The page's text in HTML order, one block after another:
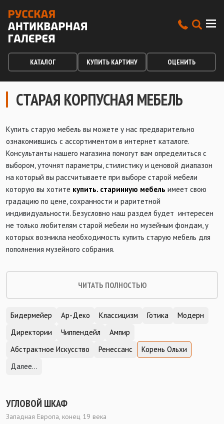
КАТАЛОГ КУПИТЬ КАРТИНУ ОЦЕНИТЬ
СТАРАЯ КОРПУСНАЯ МЕБЕЛЬ
Купить старую мебель вы можете у нас предварительно
ознакомившись с ассортиментом в интернет каталоге.
Консультанты нашего магазина помогут вам определиться с
выбором, уточнят параметры, стилистику и ценовой диапазон
на который вы рассчитываете при выборе старой мебели
которую вы хотите купить. cтаринную мебель имеет свою
градацию по цене, сохранности и раритетной
индивидуальности. Безусловно наш раздел будет интересен
не только любителям старой мебели но музейным фондам, у
которых возникла необходимость купить старую мебель для
пополнения музейного собрания.
ЧИТАТЬ ПОЛНОСТЬЮ
Бидермейер Ар-Деко Классицизм Готика
Модерн
Директории
Чиппендейл
Ампир
Абстрактное Искусство
Ренессанс
Корень Ольхи
Далее...
УГЛОВОЙ ШКАФ
Западная Европа, конец 19 века